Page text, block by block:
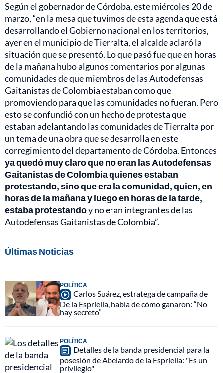
Según el gobernador de Córdoba, este miércoles 20 de
marzo, “en la mesa que tuvimos de esta agenda que está
desarrollando el Gobierno nacional en los territorios,
ayer en el municipio de Tierralta, el alcalde aclaró la
situación que se presentó. Lo que pasó fue que en horas
de la mañana hubo algunos comentarios por algunas
comunidades de que miembros de las Autodefensas
Gaitanistas de Colombia estaban como que
promoviendo para que las comunidades no fueran. Pero
esto se confundió con un hecho de protesta que
estaban adelantando las comunidades de Tierralta por
un tema de una obra que se desarrolla en este
corregimiento del departamento de Córdoba. Entonces
ya quedó muy claro que no eran las Autodefensas
Gaitanistas de Colombia quienes estaban
protestando, sino que era la comunidad, quien, en
horas de la mañana y luego en horas de la tarde,
estaba protestandoy no eran integrantes de las
Autodefensas Gaitanistas de Colombia”.
Últimas Noticias
POLÍTICA
Carlos Suárez, estratega de campaña de
De la Espriella, habla de cómo ganaron: “No
hay secreto”
POLÍTICA
Detalles de la banda presidencial para la
posesión de Abelardo de la Espriella: "Es un
privilegio"